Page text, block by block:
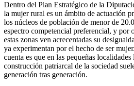
Dentro del Plan Estratégico de la
la mujer rural es un ámbito de actuación
los núcleos de población de menor de
espectro competencial preferencial, y por
estas zonas ven acrecentadas su
ya experimentan por el hecho de ser
cuenta es que en las pequeñas
construcción patriarcal de la sociedad
generación tras generación.